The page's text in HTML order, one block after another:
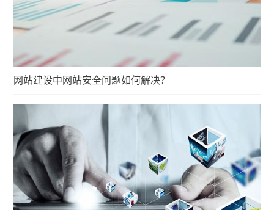
网站建设中网站安全问题如何解决？